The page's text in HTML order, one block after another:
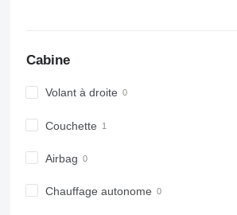
Cabine
Volant à droite
Couchette
Airbag
Chauffage autonome